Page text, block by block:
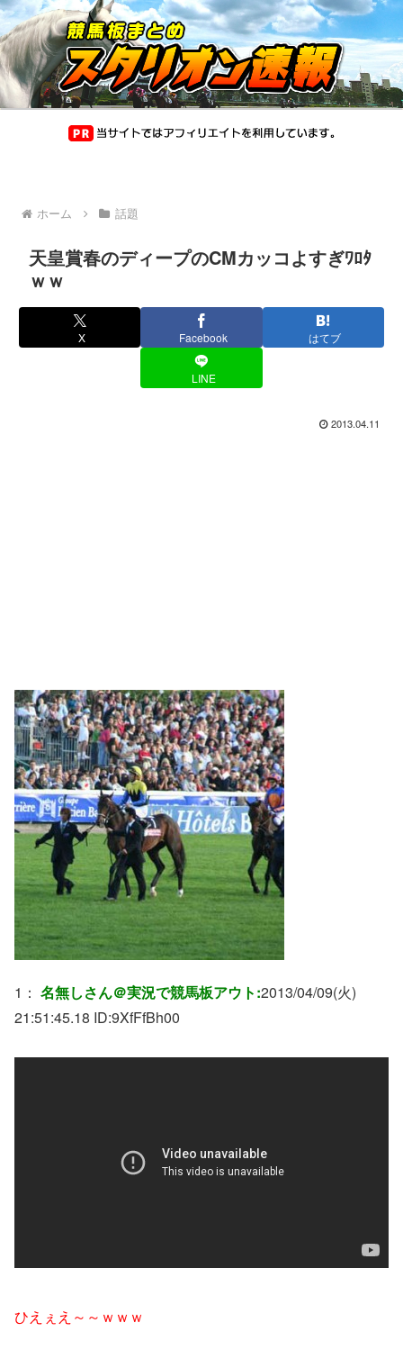
ホーム 話題
天皇賞春のディープのCMカッコよすぎﾜﾛﾀ
ｗｗ
X Facebook はてブ
LINE
2013.04.11
1： 名無しさん＠実況で競馬板アウト:2013/04/09(火)
21:51:45.18 ID:9XfFfBh00
ひえぇえ～～ｗｗｗ